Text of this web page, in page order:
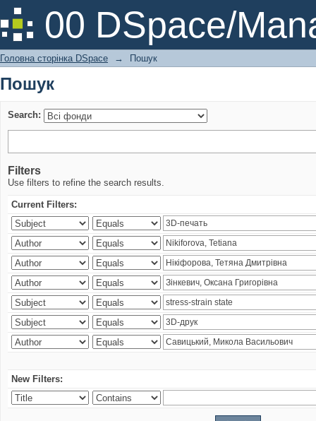
00 DSpace/
Пошук
Головна сторінка DSpace → Пошук
Пошук
Search:
Filters
Use filters to refine the search results.
Current Filters:
New Filters: